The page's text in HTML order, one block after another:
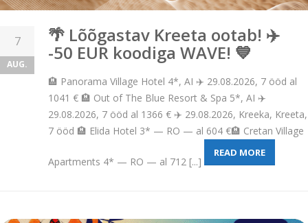
7
AUG.
🌴 Lõõgastav Kreeta ootab! ✈️
-50 EUR koodiga WAVE! 💙
🏨 Panorama Village Hotel 4*, AI ✈️ 29.08.2026, 7 ööd al
1041 € 🏨 Out of The Blue Resort & Spa 5*, AI ✈️
29.08.2026, 7 ööd al 1366 € ✈️ 29.08.2026, Kreeka, Kreeta,
7 ööd 🏨 Elida Hotel 3* — RO — al 604 €🏨 Cretan Village
Apartments 4* — RO — al 712 [...]
READ MORE